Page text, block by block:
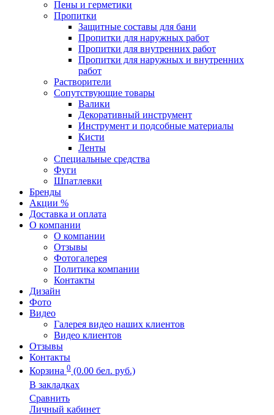
Пены и герметики
Пропитки
Защитные составы для бани
Пропитки для наружных работ
Пропитки для внутренних работ
Пропитки для наружных и внутренних
работ
Растворители
Сопутствующие товары
Валики
Декоративный инструмент
Инструмент и подсобные материалы
Кисти
Ленты
Специальные средства
Фуги
Шпатлевки
Бренды
Акции %
Доставка и оплата
О компании
О компании
Отзывы
Фотогалерея
Политика компании
Контакты
Дизайн
Фото
Видео
Галерея видео наших клиентов
Видео клиентов
Отзывы
Контакты
Корзина 0 (0.00 бел. руб.)
В закладках
Сравнить
Личный кабинет